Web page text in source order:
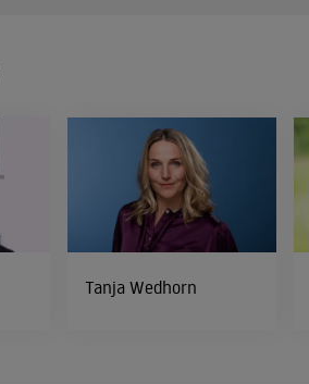
Tanja Wedhorn